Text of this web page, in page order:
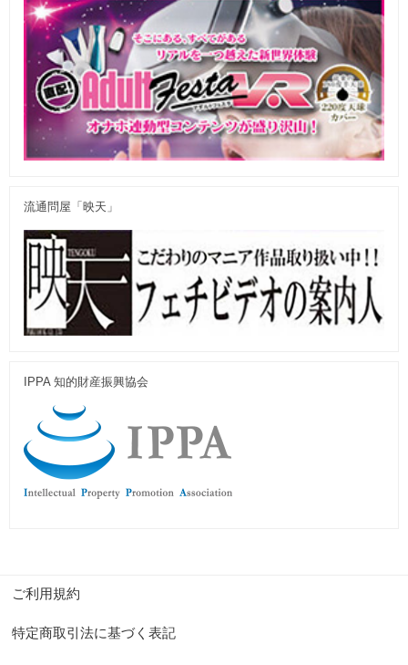
流通問屋「映天」
IPPA 知的財産振興協会
ご利用規約
特定商取引法に基づく表記